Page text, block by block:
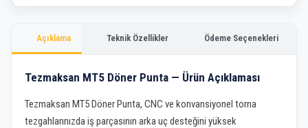
Açıklama Teknik Özellikler Ödeme Seçenekleri
Tezmaksan MT5 Döner Punta — Ürün Açıklaması
Tezmaksan MT5 Döner Punta, CNC ve konvansiyonel torna
tezgahlarınızda iş parçasının arka uç desteğini yüksek